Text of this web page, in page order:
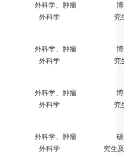
外科学、肿瘤
外科学
究
外科学、肿瘤
外科学
究
外科学、肿瘤
外科学
究
外科学、肿瘤
外科学
究生